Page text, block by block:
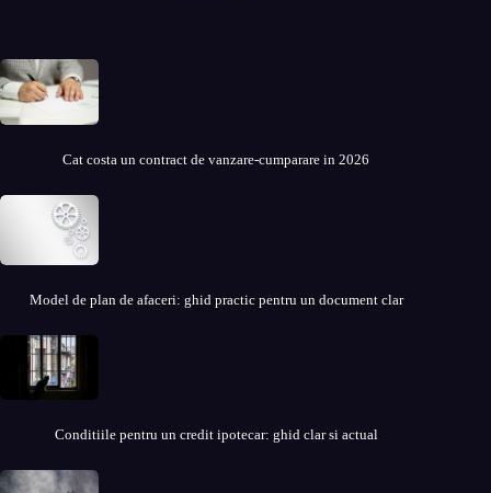
Cat costa un contract de vanzare-cumparare in 2026
Model de plan de afaceri: ghid practic pentru un document clar
Conditiile pentru un credit ipotecar: ghid clar si actual